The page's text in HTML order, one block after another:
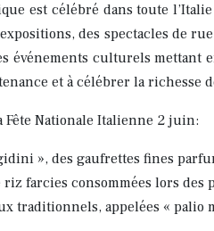
est célébré dans toute
des spectacles de
événements culturels
et à célébrer la richesse
Nationale Italienne 2 juin:
», des gaufrettes fines
farcies consommées lors des
traditionnels, appelées « palio